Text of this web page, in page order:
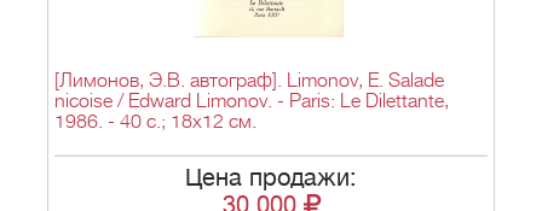
[Лимонов, Э.В. автограф]. Limonov, E. Salade
nicoise / Edward Limonov. - Paris: Le Dilettante,
1986. - 40 с.; 18x12 см.
Цена продажи: